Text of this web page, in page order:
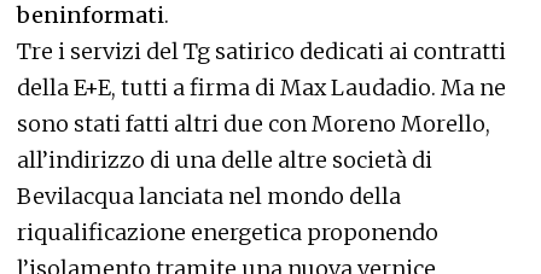
beninformati.
Tre i servizi del Tg satirico dedicati ai contratti
della E+E, tutti a firma di Max Laudadio. Ma ne
sono stati fatti altri due con Moreno Morello,
all’indirizzo di una delle altre società di
Bevilacqua lanciata nel mondo della
riqualificazione energetica proponendo